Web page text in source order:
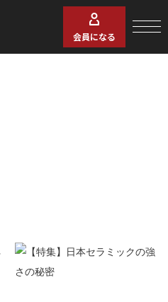
会員になる